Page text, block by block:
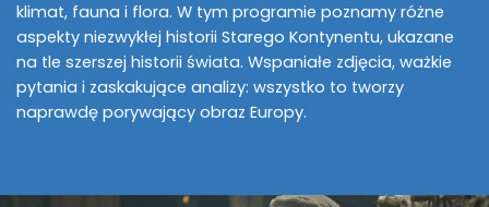
klimat, fauna i flora. W tym programie poznamy różne
aspekty niezwykłej historii Starego Kontynentu, ukazane
na tle szerszej historii świata. Wspaniałe zdjęcia, ważkie
pytania i zaskakujące analizy: wszystko to tworzy
naprawdę porywający obraz Europy.